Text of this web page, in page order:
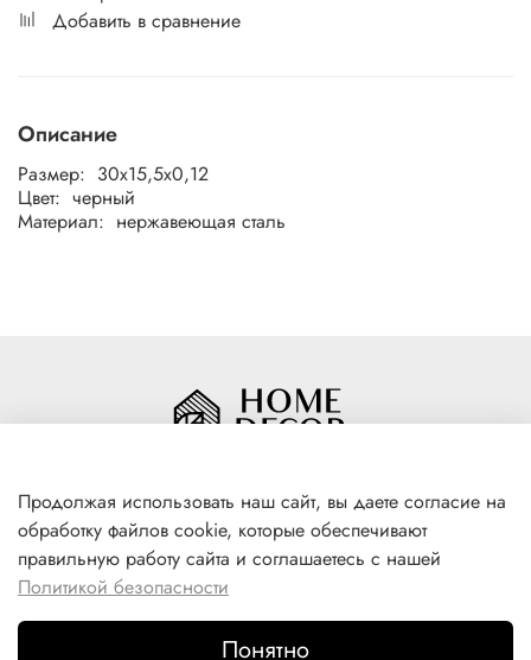
Добавить в сравнение
Описание
Размер: 30x15,5x0,12
Цвет: черный
Материал: нержавеющая сталь
+7(996) 316 00 81
г. Якутск, ул. Лермонтова 102
Продолжая использовать наш сайт, вы даете согласие на
обработку файлов cookie, которые обеспечивают
правильную работу сайта и соглашаетесь с нашей
Политикой безопасности
Понятно